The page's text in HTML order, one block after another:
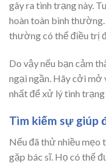
gây ra tình trạng này.
hoàn toàn bình
thường có thể điều trị
Do vậy nếu bạn cảm
ngại ngần. Hãy cởi
nhất để xử lý tình
Tìm kiếm sự giúp
Nếu đã thử nhiều mẹo
gặp bác sĩ. Họ có thể